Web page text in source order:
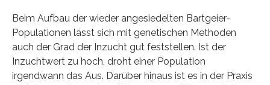
Beim Aufbau der wieder angesiedelten Bartgeier-
Populationen lässt sich mit genetischen Methoden
auch der Grad der Inzucht gut feststellen. Ist der
Inzuchtwert zu hoch, droht einer Population
irgendwann das Aus. Darüber hinaus ist es in der Praxis